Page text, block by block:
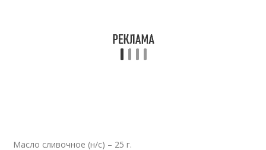
Масло сливочное (н/с) – 25 г.